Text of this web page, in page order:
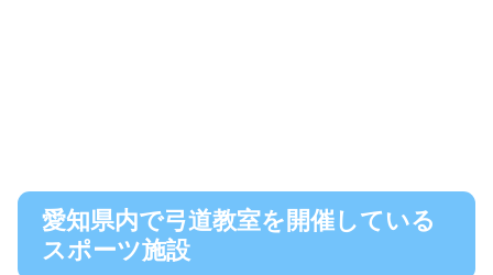
愛知県内で弓道教室を開催している
スポーツ施設